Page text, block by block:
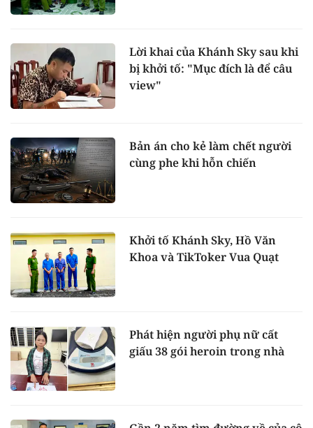
Lời khai của Khánh Sky sau khi
bị khởi tố: "Mục đích là để câu
view"
Bản án cho kẻ làm chết người
cùng phe khi hỗn chiến
Khởi tố Khánh Sky, Hồ Văn
Khoa và TikToker Vua Quạt
Phát hiện người phụ nữ cất
giấu 38 gói heroin trong nhà